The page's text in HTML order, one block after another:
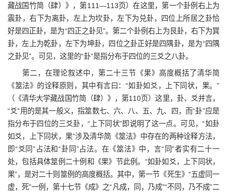
藏战国竹简（肆）》，第111—113页）在这里，第一个卦例右上为
震卦，右下为离卦，左上为坎卦，左下为兑卦，四位上所居之卦恰
好是四正卦，是为“四正之卦见”。第二个卦例右上为艮卦，右下为巽
卦，左上为乾卦，左下为坤卦，四位之卦正好是四隅卦，是为“四隅
之卦见”。可见，这里的“卦”是指分布于四位的三爻之八卦。
第二，在理论叙述中，第二十三节《果》高度概括了清华简
《筮法》的诠释原则，其中有言曰：“如卦如爻，上下同状，果。”
（《清华大学藏战国竹简（肆）》，第110页）这里，卦、爻并言，
“爻”用的是其一般义，指筮数七、六、八、五、九、四，而“卦”应是
指分布于四位的三爻卦，“上下同状”即说明了这一点。可见，“如卦
如爻，上下同状，果”涉及清华简《筮法》中存在的两种诠释方法，
即“爻同”占法和“卦同”占法。在《筮法》中，言“同”者实有二十一
处，包括具体筮例二十例和《果》节此例。“如卦如爻，上下同状，
果”，是对二十则筮例的高度概括。其中，第一节《死生》“五虚同一
虚，死”一例，第十七节《成》之“凡成，同，乃成”“不同，乃不成”二